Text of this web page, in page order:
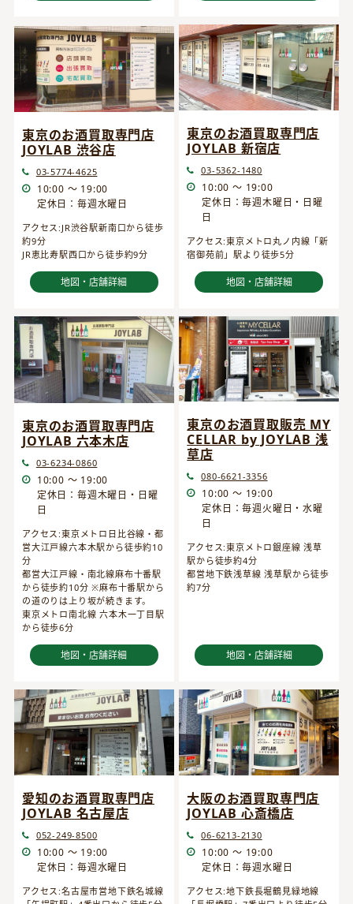
東京のお酒買取専門店
JOYLAB 渋谷店
03-5774-4625
10:00 ～ 19:00
定休日：毎週水曜日
アクセス:JR渋谷駅新南口から徒歩
約9分
JR恵比寿駅西口から徒歩約9分
地図・店舗詳細
東京のお酒買取専門店
JOYLAB 新宿店
03-5362-1480
10:00 ～ 19:00
定休日：毎週木曜日・日曜
日
アクセス:東京メトロ丸ノ内線「新
宿御苑前」駅より徒歩5分
地図・店舗詳細
東京のお酒買取専門店
JOYLAB 六本木店
03-6234-0860
10:00 ～ 19:00
定休日：毎週木曜日・日曜
日
アクセス:東京メトロ日比谷線・都
営大江戸線六本木駅から徒歩約10
分
都営大江戸線・南北線麻布十番駅
から徒歩約10分 ※麻布十番駅から
の道のりは上り坂が続きます。
東京メトロ南北線 六本木一丁目駅
から徒歩6分
地図・店舗詳細
東京のお酒買取販売 MY
CELLAR by JOYLAB 浅
草店
080-6621-3356
10:00 ～ 19:00
定休日：毎週火曜日・水曜
日
アクセス:東京メトロ銀座線 浅草
駅から徒歩約4分
都営地下鉄浅草線 浅草駅から徒歩
約7分
地図・店舗詳細
愛知のお酒買取専門店
JOYLAB 名古屋店
052-249-8500
10:00 ～ 19:00
定休日：毎週水曜日
アクセス:名古屋市営地下鉄名城線
大阪のお酒買取専門店
JOYLAB 心斎橋店
06-6213-2130
10:00 ～ 19:00
定休日：毎週水曜日
アクセス:地下鉄長堀鶴見緑地線